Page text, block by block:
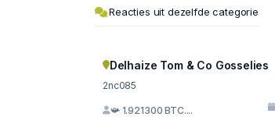
Reacties uit dezelfde categorie
Delhaize Tom & Co Gosselies
2nc085
📯 1.921300 BTC....